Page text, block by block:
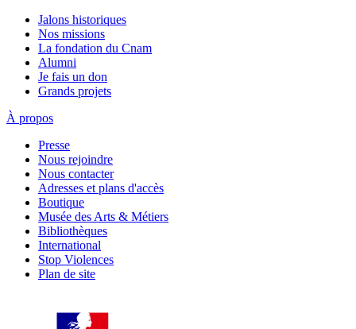
Jalons historiques
Nos missions
La fondation du Cnam
Alumni
Je fais un don
Grands projets
À propos
Presse
Nous rejoindre
Nous contacter
Adresses et plans d'accès
Boutique
Musée des Arts & Métiers
Bibliothèques
International
Stop Violences
Plan de site